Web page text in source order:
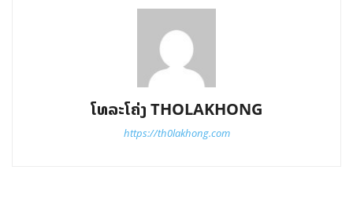
ໂທລະໂຄ່ງ THOLAKHONG
https://th0lakhong.com